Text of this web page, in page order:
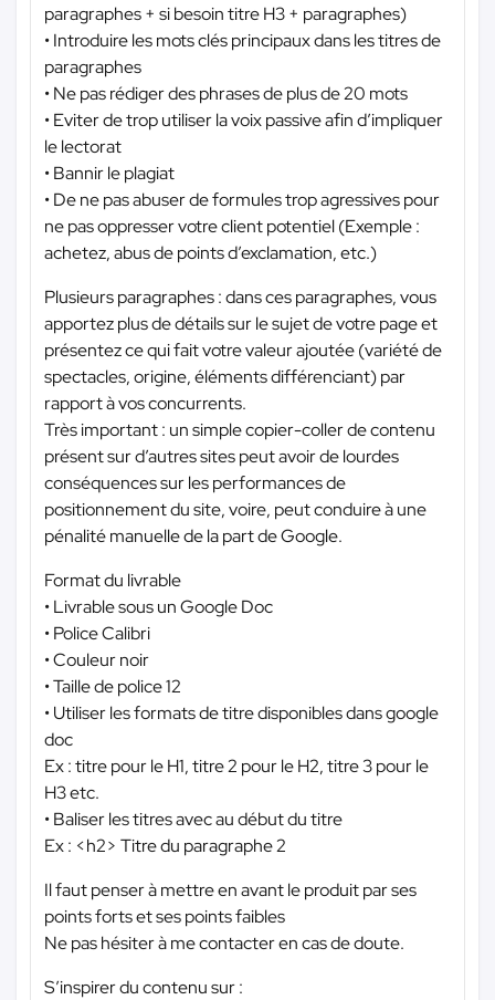
paragraphes + si besoin titre H3 + paragraphes)
• Introduire les mots clés principaux dans les titres de
paragraphes
• Ne pas rédiger des phrases de plus de 20 mots
• Eviter de trop utiliser la voix passive afin d’impliquer
le lectorat
• Bannir le plagiat
• De ne pas abuser de formules trop agressives pour
ne pas oppresser votre client potentiel (Exemple :
achetez, abus de points d’exclamation, etc.)
Plusieurs paragraphes : dans ces paragraphes, vous
apportez plus de détails sur le sujet de votre page et
présentez ce qui fait votre valeur ajoutée (variété de
spectacles, origine, éléments différenciant) par
rapport à vos concurrents.
Très important : un simple copier-coller de contenu
présent sur d’autres sites peut avoir de lourdes
conséquences sur les performances de
positionnement du site, voire, peut conduire à une
pénalité manuelle de la part de Google.
Format du livrable
• Livrable sous un Google Doc
• Police Calibri
• Couleur noir
• Taille de police 12
• Utiliser les formats de titre disponibles dans google
doc
Ex : titre pour le H1, titre 2 pour le H2, titre 3 pour le
H3 etc.
• Baliser les titres avec au début du titre
Ex : <h2> Titre du paragraphe 2
Il faut penser à mettre en avant le produit par ses
points forts et ses points faibles
Ne pas hésiter à me contacter en cas de doute.
S’inspirer du contenu sur :